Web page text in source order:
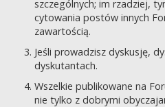
szczególnych; im rzadziej,
cytowania postów innych
zawartością.
Jeśli prowadzisz dyskusję,
dyskutantach.
Wszelkie publikowane na
nie tylko z dobrymi